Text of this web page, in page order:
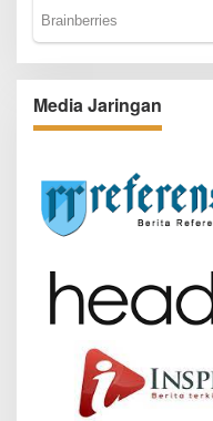
Media Jaringan